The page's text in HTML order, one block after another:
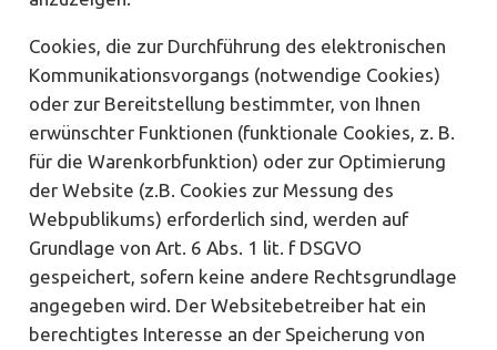
Cookies, die zur Durchführung des elektronischen
Kommunikationsvorgangs (notwendige Cookies)
oder zur Bereitstellung bestimmter, von Ihnen
erwünschter Funktionen (funktionale Cookies, z. B.
für die Warenkorbfunktion) oder zur Optimierung
der Website (z.B. Cookies zur Messung des
Webpublikums) erforderlich sind, werden auf
Grundlage von Art. 6 Abs. 1 lit. f DSGVO
gespeichert, sofern keine andere Rechtsgrundlage
angegeben wird. Der Websitebetreiber hat ein
berechtigtes Interesse an der Speicherung von